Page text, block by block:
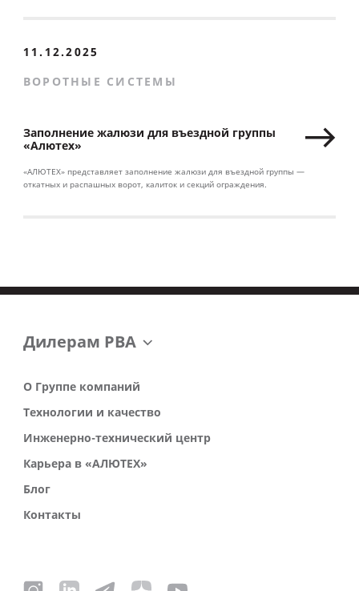
11.12.2025
ВОРОТНЫЕ СИСТЕМЫ
Заполнение жалюзи для въездной группы
«Алютех»
«АЛЮТЕХ» представляет заполнение жалюзи для въездной группы —
откатных и распашных ворот, калиток и секций ограждения.
Дилерам РВА
О Группе компаний
Технологии и качество
Инженерно-технический центр
Карьера в «АЛЮТЕХ»
Блог
Контакты